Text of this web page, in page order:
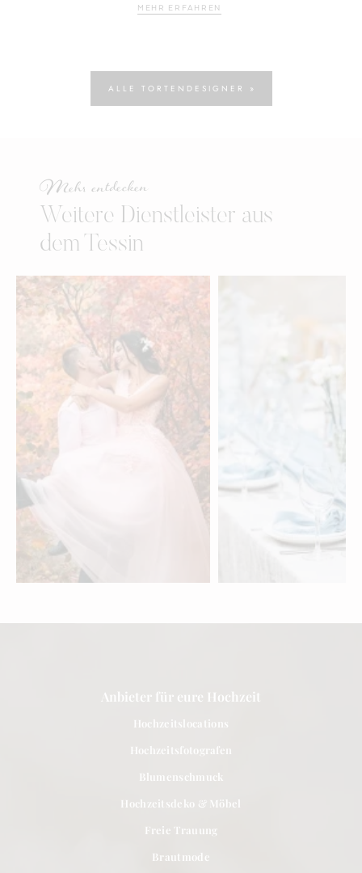
MEHR ERFAHREN
ALLE TORTENDESIGNER »
Mehr entdecken
Weitere Dienstleister aus
dem Tessin
Anbieter für eure Hochzeit
Hochzeitslocations
Hochzeitsfotografen
Blumenschmuck
Hochzeitsdeko & Möbel
Freie Trauung
Brautmode